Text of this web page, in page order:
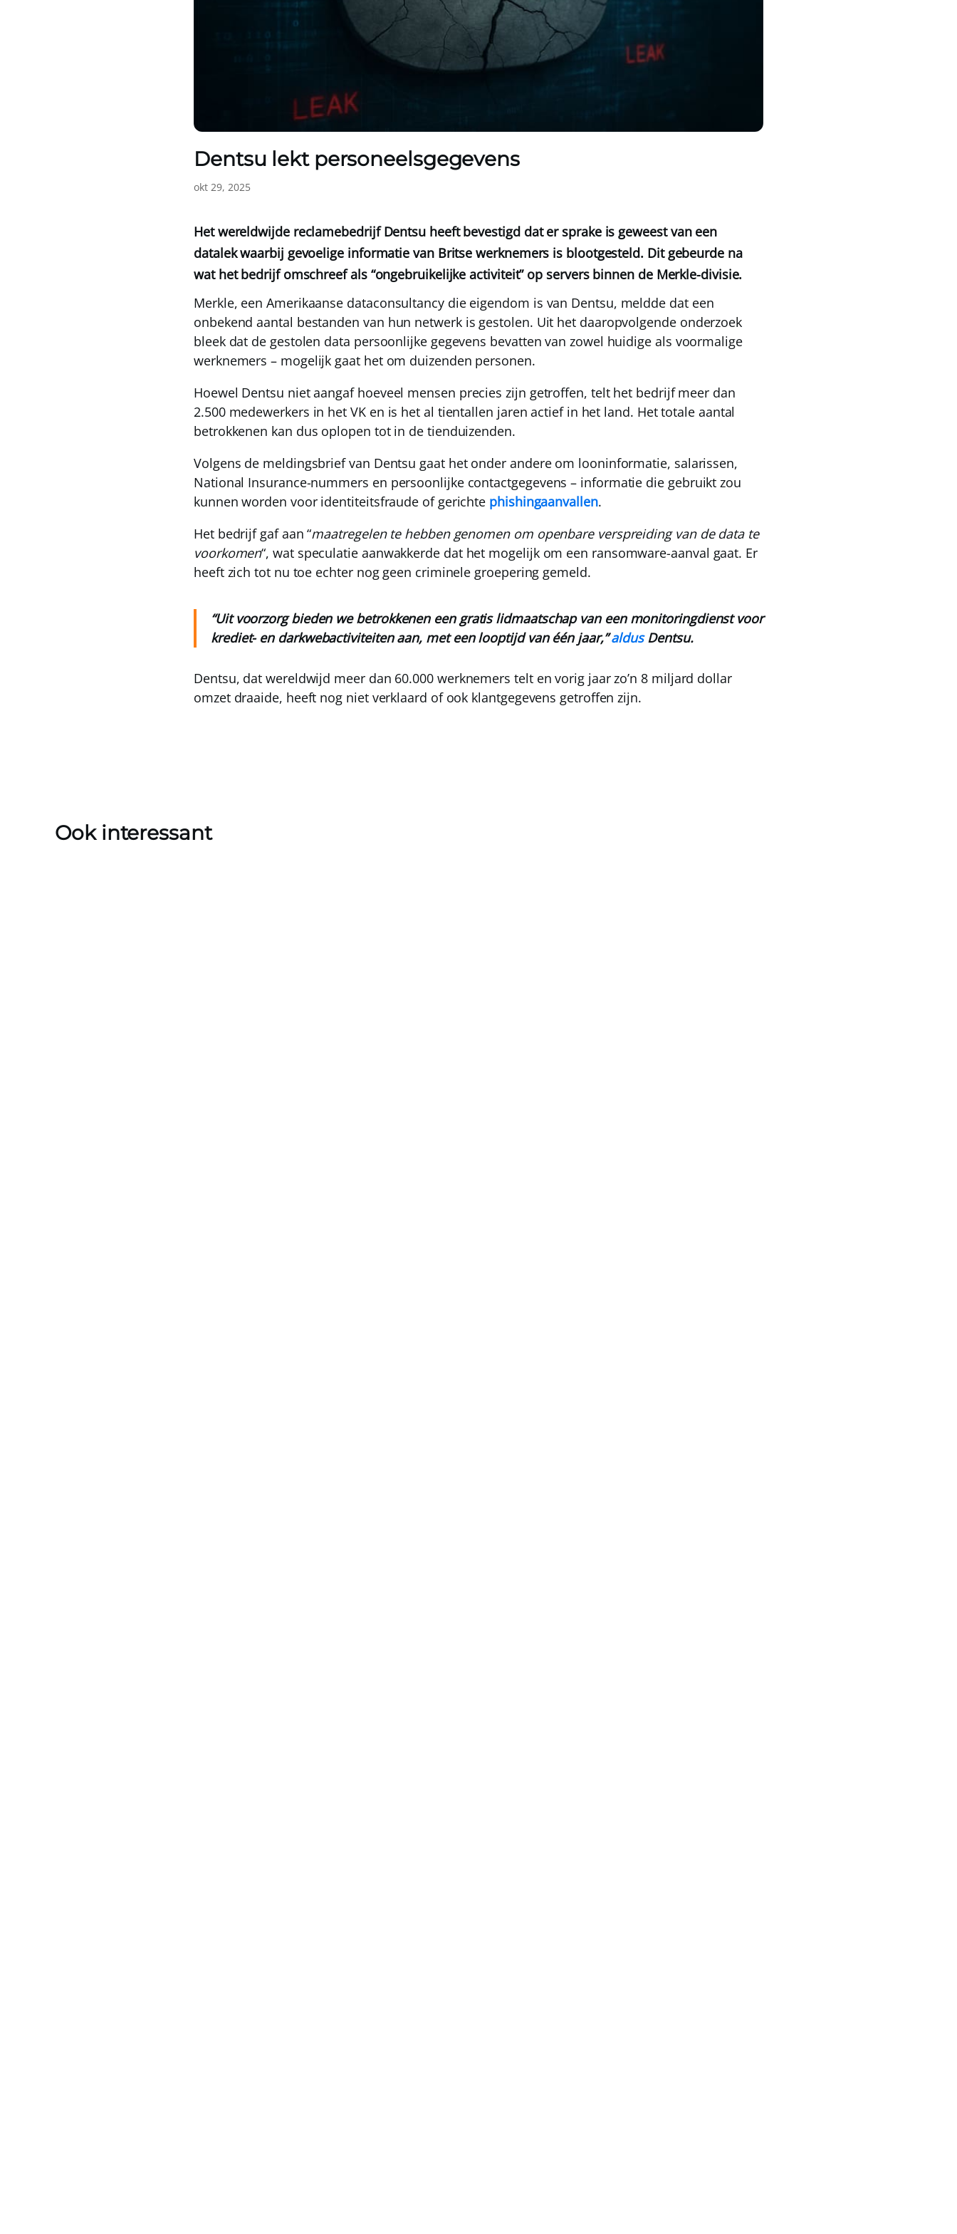
Dentsu lekt personeelsgegevens
okt 29, 2025
Het wereldwijde reclamebedrijf Dentsu heeft bevestigd dat er sprake is geweest van een
datalek waarbij gevoelige informatie van Britse werknemers is blootgesteld. Dit gebeurde na
wat het bedrijf omschreef als “ongebruikelijke activiteit” op servers binnen de Merkle-divisie.
Merkle, een Amerikaanse dataconsultancy die eigendom is van Dentsu, meldde dat een
onbekend aantal bestanden van hun netwerk is gestolen. Uit het daaropvolgende onderzoek
bleek dat de gestolen data persoonlijke gegevens bevatten van zowel huidige als voormalige
werknemers – mogelijk gaat het om duizenden personen.
Hoewel Dentsu niet aangaf hoeveel mensen precies zijn getroffen, telt het bedrijf meer dan
2.500 medewerkers in het VK en is het al tientallen jaren actief in het land. Het totale aantal
betrokkenen kan dus oplopen tot in de tienduizenden.
Volgens de meldingsbrief van Dentsu gaat het onder andere om looninformatie, salarissen,
National Insurance-nummers en persoonlijke contactgegevens – informatie die gebruikt zou
kunnen worden voor identiteitsfraude of gerichte phishingaanvallen.
Het bedrijf gaf aan “maatregelen te hebben genomen om openbare verspreiding van de data te
voorkomen“, wat speculatie aanwakkerde dat het mogelijk om een ransomware-aanval gaat. Er
heeft zich tot nu toe echter nog geen criminele groepering gemeld.
“Uit voorzorg bieden we betrokkenen een gratis lidmaatschap van een monitoringdienst voor
krediet- en darkwebactiviteiten aan, met een looptijd van één jaar,”aldusDentsu.
Dentsu, dat wereldwijd meer dan 60.000 werknemers telt en vorig jaar zo’n 8 miljard dollar
omzet draaide, heeft nog niet verklaard of ook klantgegevens getroffen zijn.
Ook interessant